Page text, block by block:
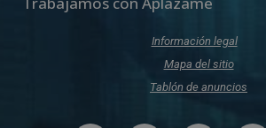
Información legal
Mapa del sitio
Tablón de anuncios